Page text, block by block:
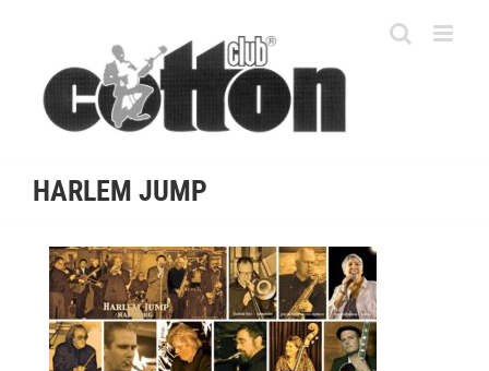
content
HARLEM JUMP